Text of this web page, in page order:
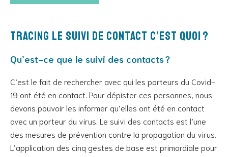
Tracing le suivi de contact c’est quoi ?
Qu’est-ce que le suivi des contacts ?
C’est le fait de rechercher avec qui les porteurs du Covid-
19 ont été en contact. Pour dépister ces personnes, nous
devons pouvoir les informer qu’elles ont été en contact
avec un porteur du virus. Le suivi des contacts est l’une
des mesures de prévention contre la propagation du virus.
L’application des cinq gestes de base est primordiale pour